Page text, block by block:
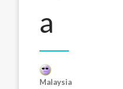
a
Malaysia